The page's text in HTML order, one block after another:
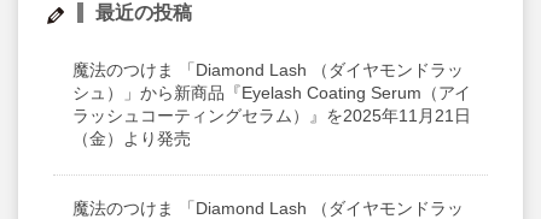
最近の投稿
魔法のつけま 「Diamond Lash （ダイヤモンドラッ
シュ）」から新商品『Eyelash Coating Serum（アイ
ラッシュコーティングセラム）』を2025年11月21日
（金）より発売
魔法のつけま 「Diamond Lash （ダイヤモンドラッ